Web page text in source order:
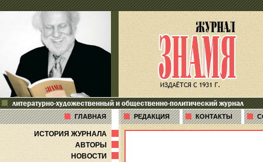
литературно-художественный и общественно-политический журнал
ГЛАВНАЯ РЕДАКЦИЯ КОНТАКТЫ
ИСТОРИЯ ЖУРНАЛА
АВТОРЫ
НОВОСТИ